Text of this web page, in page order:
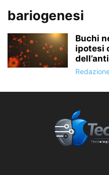
bariogenesi
Buchi
ipotesi